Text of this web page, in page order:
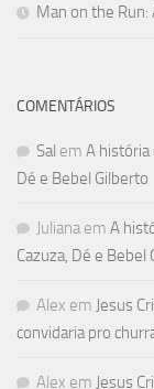
Man on the Run:
COMENTÁRIOS
Sal em A história
Dé e Bebel Gilberto
Juliana em A
Cazuza, Dé e Bebel
Alex em Jesus
convidaria pro
Alex em Jesus